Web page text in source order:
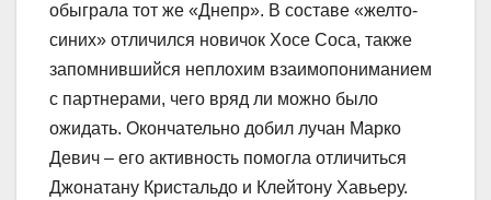
обыграла тот же «Днепр». В составе «желто-
синих» отличился новичок Хосе Соса, также
запомнившийся неплохим взаимопониманием
с партнерами, чего вряд ли можно было
ожидать. Окончательно добил лучан Марко
Девич – его активность помогла отличиться
Джонатану Кристальдо и Клейтону Хавьеру.